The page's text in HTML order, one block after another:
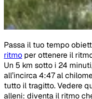
Passa il tuo tempo
ritmo per ottenere il
Un 5 km sotto i 24
all’incirca 4:47 al
tutto il tragitto. Vedere
alleni: diventa il ritmo